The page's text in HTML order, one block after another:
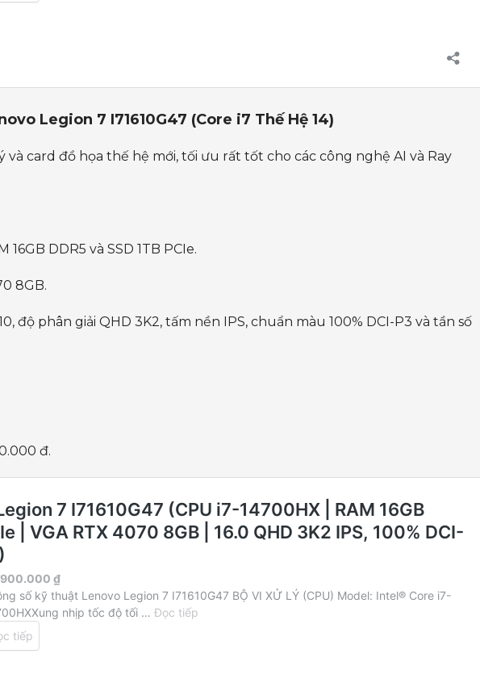
Legion 7 I71610G47 (Core i7 Thế Hệ 14)
và card đồ họa thế hệ mới, tối ưu rất tốt cho các công nghệ AI và Ray
16GB DDR5 và SSD 1TB PCIe.
8GB.
độ phân giải QHD 3K2, tấm nền IPS, chuẩn màu 100% DCI-P3 và tần số
đ.